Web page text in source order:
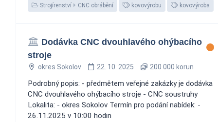
Strojírenství CNC obrábění kovovýrobu kovovýroba
Dodávka CNC dvouhlavého ohýbacího
stroje
okres Sokolov 22. 10. 2025 200 000 korun
Podrobný popis: - předmětem veřejné zakázky je dodávka
CNC dvouhlavého ohýbacího stroje - CNC soustruhy
Lokalita: - okres Sokolov Termín pro podání nabídek: -
26.11.2025 v 10:00 hodin